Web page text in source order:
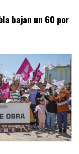
bajan un 60 por